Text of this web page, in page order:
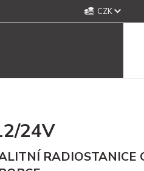
CZK
24V
RADIOSTANICE